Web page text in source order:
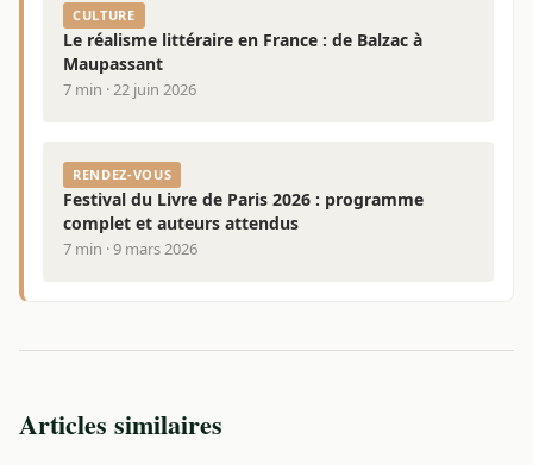
CULTURE
Le réalisme littéraire en France : de Balzac à
Maupassant
7 min · 22 juin 2026
RENDEZ-VOUS
Festival du Livre de Paris 2026 : programme
complet et auteurs attendus
7 min · 9 mars 2026
Articles similaires